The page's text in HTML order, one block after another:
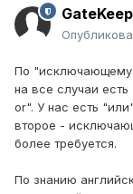
По "исключающему
на все случаи
or". У нас есть
второе -
более требуется.
По знанию